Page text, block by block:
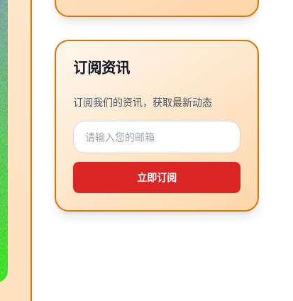
订阅资讯
订阅我们的资讯，获取最新动态
立即订阅